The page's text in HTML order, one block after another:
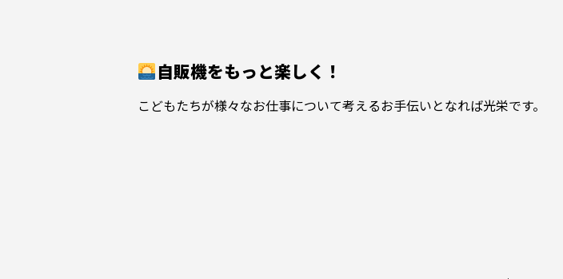
自販機をもっと楽しく！
こどもたちが様々なお仕事について考えるお手伝いとなれば光栄です。